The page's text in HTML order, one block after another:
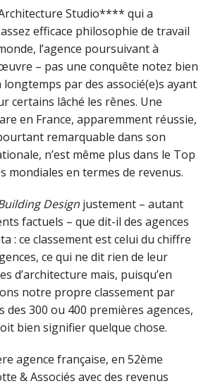
Studio**** qui a
efficace philosophie de travail
l’agence poursuivant à
– pas une conquête notez bien
longtemps par des associé(e)s ayant
certains lâché les rênes. Une
en France, apparemment réussie,
remarquable dans son
n’est même plus dans le Top
mondiales en termes de revenus.
Design justement – autant
factuels – que dit-il des agences
: ce classement est celui du chiffre
ce qui ne dit rien de leur
d’architecture mais, puisqu’en
notre propre classement par
des 300 ou 400 premières agences,
bien signifier quelque chose.
agence française, en 52ème
& Associés avec des revenus